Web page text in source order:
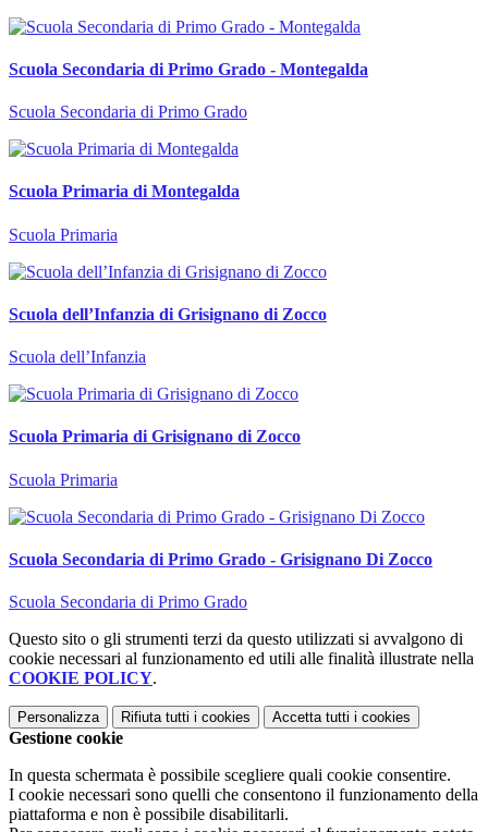
Scuola Secondaria di Primo Grado - Montegalda
Scuola Secondaria di Primo Grado
Scuola Primaria di Montegalda
Scuola Primaria
Scuola dell’Infanzia di Grisignano di Zocco
Scuola dell’Infanzia
Scuola Primaria di Grisignano di Zocco
Scuola Primaria
Scuola Secondaria di Primo Grado - Grisignano Di Zocco
Scuola Secondaria di Primo Grado
Questo sito o gli strumenti terzi da questo utilizzati si avvalgono di
cookie necessari al funzionamento ed utili alle finalità illustrate nella
COOKIE POLICY.
Personalizza Rifiuta tutti i cookies Accetta tutti i cookies
Gestione cookie
In questa schermata è possibile scegliere quali cookie consentire.
I cookie necessari sono quelli che consentono il funzionamento della
piattaforma e non è possibile disabilitarli.